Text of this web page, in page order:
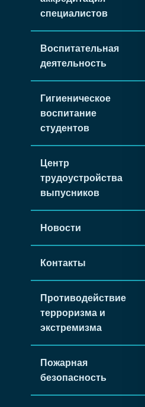
специалистов
Воспитательная
деятельность
Гигиеническое
воспитание
студентов
Центр
трудоустройства
выпусников
Новости
Контакты
Противодействие
терроризма и
экстремизма
Пожарная
безопасность